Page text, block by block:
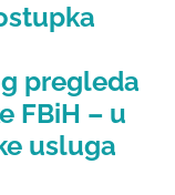
pregleda
FBiH – u
usluga